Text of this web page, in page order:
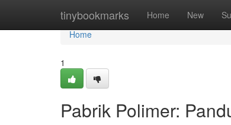
tinybookmarks Home New
Home
Home
1
Pabrik Polimer: